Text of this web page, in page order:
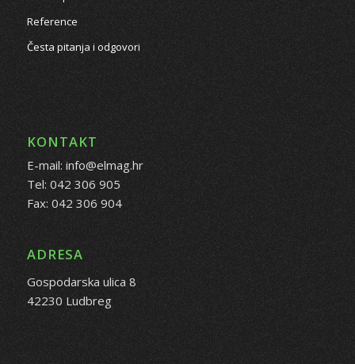
Reference
Česta pitanja i odgovori
KONTAKT
E-mail: info@elmag.hr
Tel: 042 306 905
Fax: 042 306 904
ADRESA
Gospodarska ulica 8
42230 Ludbreg